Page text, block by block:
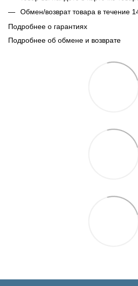
Обмен/возврат товара в течение
Подробнее о гарантиях
Подробнее об обмене и возврате